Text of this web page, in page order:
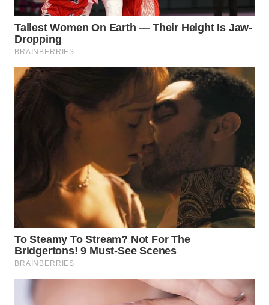
BEKASI
WN
BOGOR
WN
DEPOK
WN
SAMOSIR
WN
PADANG
LAWAS
SUMEDANG